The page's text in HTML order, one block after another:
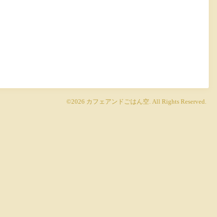
©2026 カフェアンドごはん空. All Rights Reserved.